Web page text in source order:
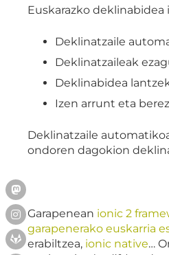
Euskarazko
Deklinatzaile
Deklinatzaileak
Deklinabidea
Izen arrunt eta
Deklinatzaile
ondoren dagokion
Garapenean ionic 2
garapenerako euskarria
erabiltzea, ionic native…